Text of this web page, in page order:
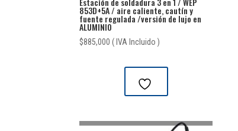
853D+5A / aire caliente, cautín y
fuente regulada /versión de lujo en
ALUMINIO
$885,000 ( IVA Incluido )